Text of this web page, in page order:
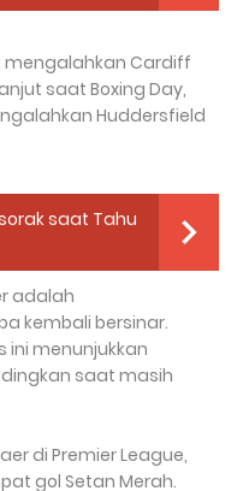
mengalahkan Cardiff
saat Boxing Day,
Huddersfield
saat Tahu
adalah
kembali bersinar.
ini menunjukkan
saat masih
di Premier League,
gol Setan Merah.